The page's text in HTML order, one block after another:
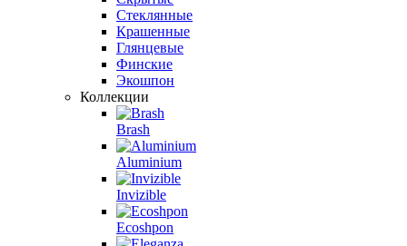
Стеклянные
Крашенные
Глянцевые
Финские
Экошпон
Коллекции
Brash
Aluminium
Invizible
Ecoshpon